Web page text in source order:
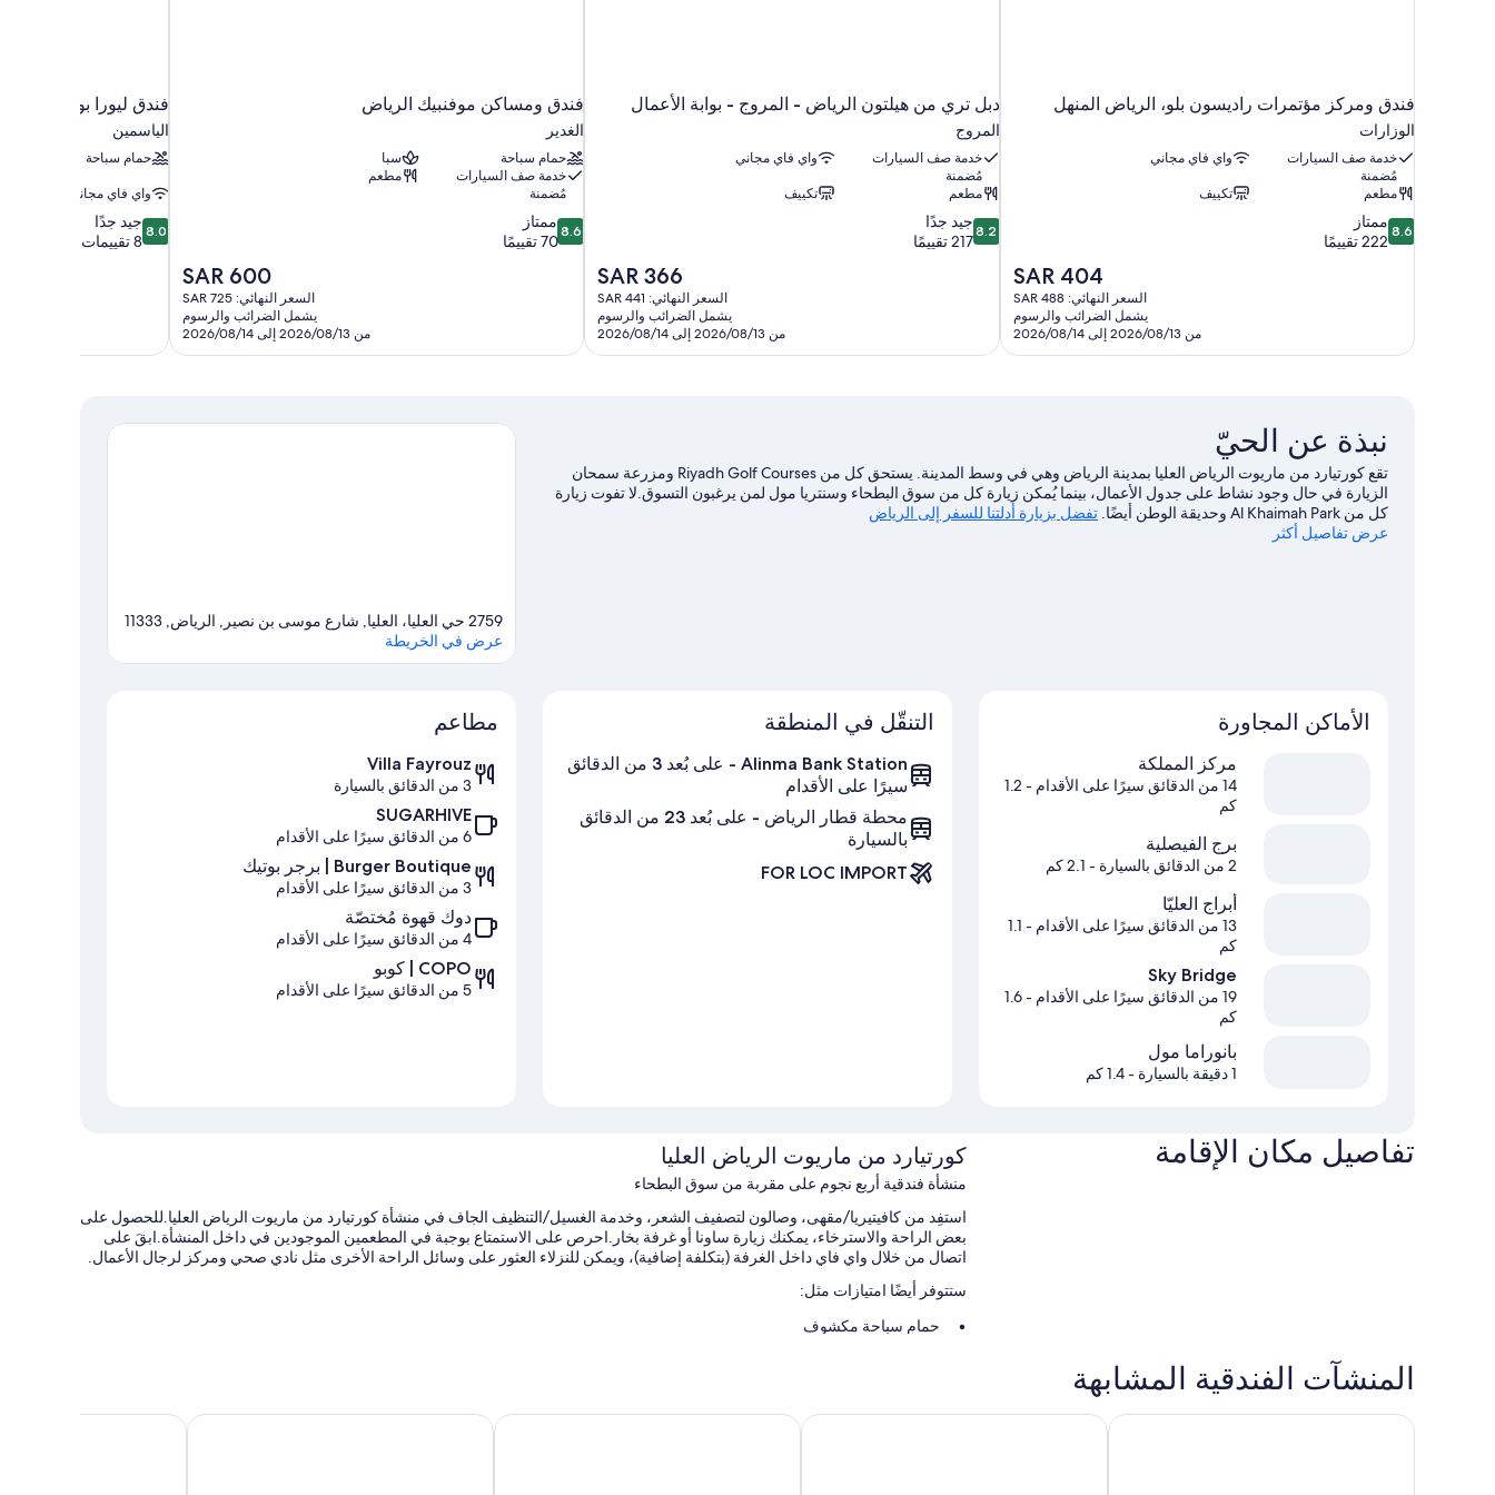
فندق ومركز مؤتمرات راديسون بلو، الرياض المنهل
الوزارات
خدمة صف السيارات
مُضمنة
واي فاي مجاني
مطعم
تكييف
8.6
من
8.6 ممتاز
222 تقييمًا
السعر
الحالي
هو
SAR
404
SAR 404
السعر النهائي: SAR 488
يشمل الضرائب والرسوم
من 2026/08/13 إلى 2026/08/14
دبل تري من هيلتون الرياض - المروج - بوابة الأعمال
المروج
خدمة صف السيارات
مُضمنة
واي فاي مجاني
مطعم
تكييف
8.2
من
تقييمًا
8.2 جيد جدًا
217 تقييمًا
السعر
الحالي
هو
SAR
366
SAR 366
السعر النهائي: SAR 441
يشمل الضرائب والرسوم
من 2026/08/13 إلى 2026/08/14
فندق ومساكن موفنبيك الرياض
الغدير
حمام سباحة
سبا
خدمة صف السيارات
مُضمنة
مطعم
8.6
من
8.6ممتاز
70 تقييمًا
السعر
الحالي
هو
SAR
600
SAR 600
السعر النهائي: SAR 725
يشمل الضرائب والرسوم
من 2026/08/13 إلى 2026/08/14
فندق ليورا بوتيك
الياسمين
حمام سباحة
واي فاي مجاني
8.0
من
تقييمات
8.0جيد جدًا
8 تقييمات
نبذة عن الحيّ
تقع كورتيارد من ماريوت الرياض العليا بمدينة الرياض وهي في وسط المدينة. يستحق كل من Riyadh Golf Courses ومزرعة سمحان
الزيارة في حال وجود نشاط على جدول الأعمال، بينما يُمكن زيارة كل من سوق البطحاء وسنتريا مول لمن يرغبون التسوق.لا تفوت زيارة
كل من Al Khaimah Park وحديقة الوطن أيضًا.
تفضل بزيارة أدلتنا للسفر إلى الرياض
عرض تفاصيل أكثر
2759 حي العليا، العليا, شارع موسى بن نصير, الرياض, 11333
عرض في الخريطة
الأماكن المجاورة
مركز المملكة
14 من الدقائق سيرًا على الأقدام
- 1.2
كم
برج الفيصلية
2 من الدقائق بالسيارة - 2.1 كم
أبراج العليّا
13 من الدقائق سيرًا على الأقدام
- 1.1
كم
Sky Bridge
19 من الدقائق سيرًا على الأقدام
- 1.6
كم
بانوراما مول
1 دقيقة بالسيارة - 1.4 كم
التنقّل في المنطقة
Alinma Bank Station - على بُعد 3 من الدقائق
سيرًا على الأقدام
محطة قطار الرياض - على بُعد 23 من الدقائق
بالسيارة
FOR LOC IMPORT
مطاعم
Villa Fayrouz
3 من الدقائق بالسيارة
SUGARHIVE
6 من الدقائق سيرًا على الأقدام
Burger Boutique | برجر بوتيك
3 من الدقائق سيرًا على الأقدام
دوك قهوة مُختصّة
4 من الدقائق سيرًا على الأقدام
COPO | كوبو
5 من الدقائق سيرًا على الأقدام
تفاصيل مكان الإقامة كورتيارد من ماريوت الرياض العليا
منشأة فندقية أربع نجوم على مقربة من سوق البطحاء
استفِد من كافيتيريا/مقهى، وصالون لتصفيف الشعر، وخدمة الغسيل/التنظيف الجاف في منشأة كورتيارد من ماريوت الرياض العليا.للحصول على
بعض الراحة والاسترخاء، يمكنك زيارة ساونا أو غرفة بخار.احرص على الاستمتاع بوجبة في المطعمين الموجودين في داخل المنشأة.ابقَ على
اتصال من خلال واي فاي داخل الغرفة (بتكلفة إضافية)، ويمكن للنزلاء العثور على وسائل الراحة الأخرى مثل نادي صحي ومركز لرجال الأعمال.
ستتوفر أيضًا امتيازات مثل:
حمام سباحة مكشوف
مكتب استقبال مفتوح 24 ساعة، وخزانة للأمانات في مكتب الاستقبال، وخدمة تنظيف الملابس
المنشآت الفندقية المشابهة
فندق كومفورت، العليا، الرياض نوفوتل الرياض الصحافة فندق كراون بلازا رياض بالاس، أحد الفنادق من مجموعة فنادق إنتركونتيننتال
هيلتون جاردن إن الرياض، مركز الملك عبدالله الماليألوفت باي ماريوت الرياض